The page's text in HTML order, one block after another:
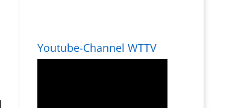
Youtube-Channel WTTV